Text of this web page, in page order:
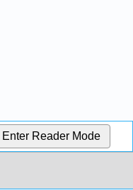
Enter Reader Mode